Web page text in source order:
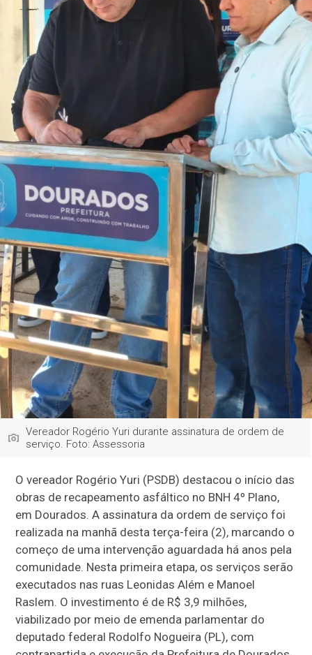
Vereador Rogério Yuri durante assinatura de ordem de
serviço. Foto: Assessoria
O vereador Rogério Yuri (PSDB) destacou o início das
obras de recapeamento asfáltico no BNH 4º Plano,
em Dourados. A assinatura da ordem de serviço foi
realizada na manhã desta terça-feira (2), marcando o
começo de uma intervenção aguardada há anos pela
comunidade. Nesta primeira etapa, os serviços serão
executados nas ruas Leonidas Além e Manoel
Raslem. O investimento é de R$ 3,9 milhões,
viabilizado por meio de emenda parlamentar do
deputado federal Rodolfo Nogueira (PL), com